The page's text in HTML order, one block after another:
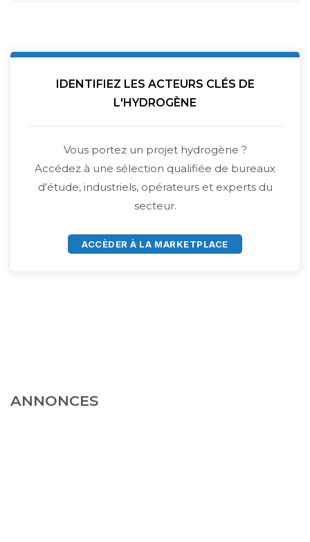
IDENTIFIEZ LES ACTEURS CLÉS DE
L'HYDROGÈNE
Vous portez un projet hydrogène ?
Accédez à une sélection qualifiée de bureaux
d'étude, industriels, opérateurs et experts du
secteur.
ACCÈDER À LA MARKETPLACE
ANNONCES